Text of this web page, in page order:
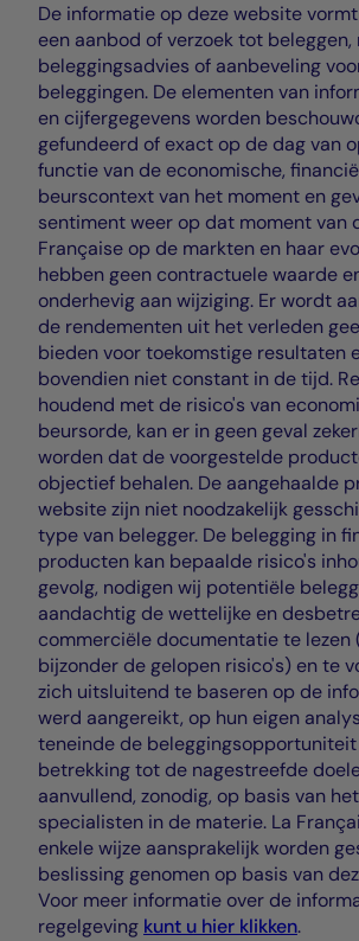
De informatie op deze website
een aanbod of verzoek tot beleggen,
beleggingsadvies of aanbeveling
beleggingen. De elementen van
en cijfergegevens worden
gefundeerd of exact op de dag van
functie van de economische,
beurscontext van het moment en
sentiment weer op dat moment van
Française op de markten en haar
hebben geen contractuele waarde
onderhevig aan wijziging. Er wordt
de rendementen uit het verleden
bieden voor toekomstige resultaten
bovendien niet constant in de tijd.
houdend met de risico's van
beursorde, kan er in geen geval
worden dat de voorgestelde
objectief behalen. De aangehaalde
website zijn niet noodzakelijk
type van belegger. De belegging in
producten kan bepaalde risico's
gevolg, nodigen wij potentiële
aandachtig de wettelijke en
commerciële documentatie te lezen
bijzonder de gelopen risico's) en te
zich uitsluitend te baseren op de
werd aangereikt, op hun eigen
teneinde de
betrekking tot de nagestreefde
aanvullend, zonodig, op basis van
specialisten in de materie. La
enkele wijze aansprakelijk worden
beslissing genomen op basis van
Voor meer informatie over de
regelgeving kunt u hier klikken.